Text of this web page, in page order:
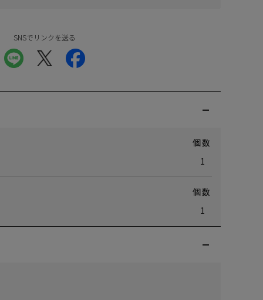
SNSでリンクを送る
個数
1
個数
1